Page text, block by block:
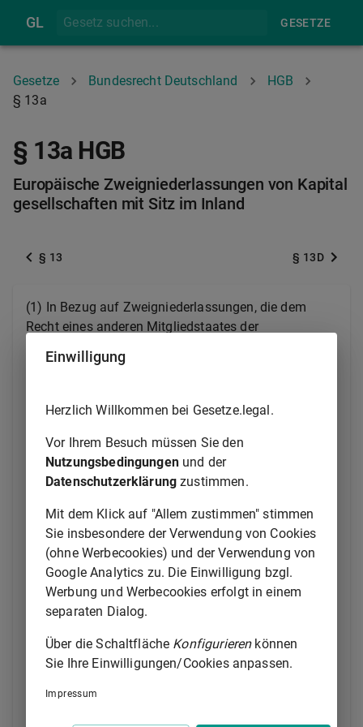
GL GESETZE
Gesetze Bundesrecht Deutschland
HGB
§ 13a
§ 13a HGB
Europäische Zweigniederlassungen von Kapital
gesellschaften mit Sitz im Inland
§ 13 § 13D
(1) In Bezug auf Zweigniederlassungen, die dem
Recht eines anderen Mitgliedstaates der
Vertragsstaates des Abkommens über den
von einer Kapitalgesellschaft mit Sitz im Inland
(2) Die Landesjustizverwaltungen stellen sicher, dass
die Daten der Zweigniederlassungen, die im Rahmen
gemäß § 9b empfangen werden, an dasjenige
Registergericht weitergeleitet werden, das für die
Gesellschaft zuständig ist.
(3) Das zuständige Registergericht bestätigt den
Eingang der Daten über das Europäische System der
unverzüglich von Amts wegen die folgenden gemäß
Absatz 2 erhaltenen Daten zu der
Registerblatt der Gesellschaft ein:
Einwilligung
Herzlich Willkommen bei Gesetze.legal.
Vor Ihrem Besuch müssen Sie den
Nutzungsbedingungenund der
Datenschutzerklärung zustimmen.
Mit dem Klick auf "Allem zustimmen" stimmen
Sie insbesondere der Verwendung von Cookies
(ohne Werbecookies) und der Verwendung von
Google Analytics zu. Die Einwilligung bzgl.
Werbung und Werbecookies erfolgt in einem
separaten Dialog.
Über die Schaltfläche Konfigurierenkönnen
Sie Ihre Einwilligungen/Cookies anpassen.
Impressum